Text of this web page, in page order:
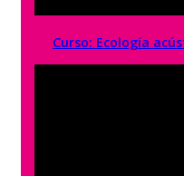
Curso: Ecología